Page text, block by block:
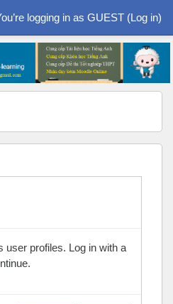
logging in as GUEST (Log in)
user profiles. Log in with a